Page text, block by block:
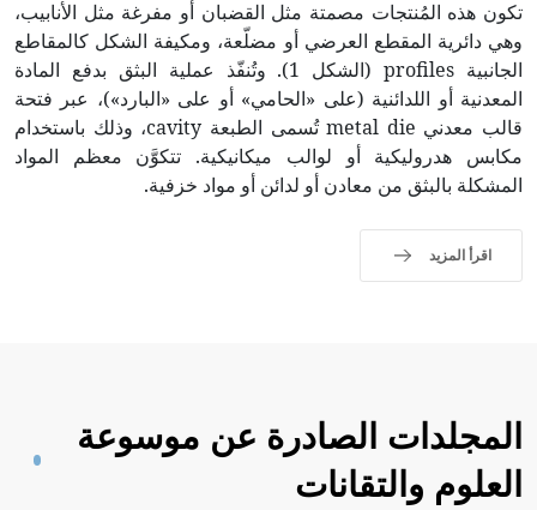
تكون هذه المُنتجات مصمتة مثل القضبان أو مفرغة مثل الأنابيب،
وهي دائرية المقطع العرضي أو مضلّعة، ومكيفة الشكل كالمقاطع
الجانبية profiles (الشكل 1). وتُنفّذ عملية البثق بدفع المادة
المعدنية أو اللدائنية (على «الحامي» أو على «البارد»)، عبر فتحة
قالب معدني metal die تُسمى الطبعة cavity، وذلك باستخدام
مكابس هدروليكية أو لوالب ميكانيكية. تتكوَّن معظم المواد
المشكلة بالبثق من معادن أو لدائن أو مواد خزفية.
اقرأ المزيد
المجلدات الصادرة عن موسوعة
العلوم والتقانات